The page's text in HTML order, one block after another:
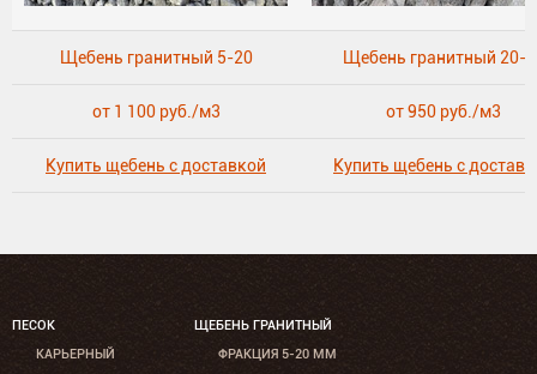
Щебень гранитный 5-20 Щебень гранитный 20-
от 1 100 руб./м3 от 950 руб./м3
Купить щебень с доставкой Купить щебень с
ПЕСОК
КАРЬЕРНЫЙ
ЩЕБЕНЬ ГРАНИТНЫЙ
ФРАКЦИЯ 5-20 ММ